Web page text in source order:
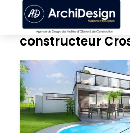
constructeur